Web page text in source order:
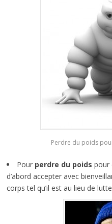
Perdre du poids
Pourperdre du poids pour
d’abord accepter avec
corps tel qu’il est au lieu de